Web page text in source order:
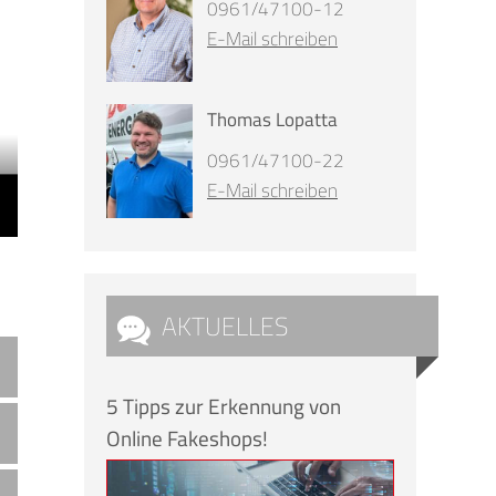
0961/47100-12
E-Mail schreiben
Thomas Lopatta
0961/47100-22
E-Mail schreiben
AKTUELLES
5 Tipps zur Erkennung von
Online Fakeshops!